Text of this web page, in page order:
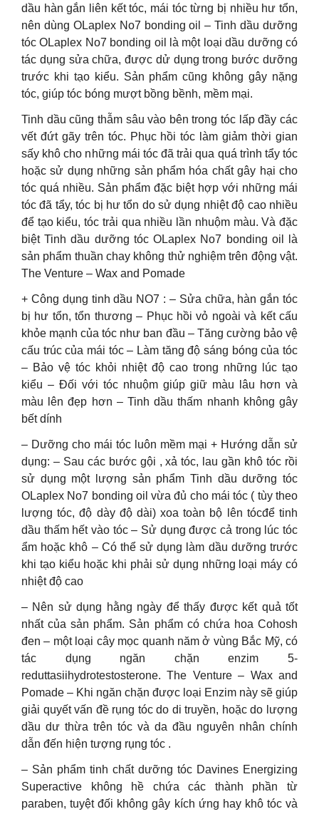
dầu hàn gắn liên kết tóc, mái tóc từng bị nhiều hư tổn,
nên dùng OLaplex No7 bonding oil – Tinh dầu dưỡng
tóc OLaplex No7 bonding oil là một loại dầu dưỡng có
tác dụng sửa chữa, được dử dụng trong bước dưỡng
trước khi tạo kiểu. Sản phẩm cũng không gây nặng
tóc, giúp tóc bóng mượt bồng bềnh, mềm mại.
Tinh dầu cũng thẫm sâu vào bên trong tóc lấp đầy các
vết đứt gãy trên tóc. Phục hồi tóc làm giảm thời gian
sấy khô cho những mái tóc đã trải qua quá trình tẩy tóc
hoặc sử dụng những sản phẩm hóa chất gây hại cho
tóc quá nhiều. Sản phẩm đặc biệt hợp với những mái
tóc đã tẩy, tóc bị hư tổn do sử dụng nhiệt độ cao nhiều
để tạo kiểu, tóc trải qua nhiều lần nhuộm màu. Và đặc
biệt Tinh dầu dưỡng tóc OLaplex No7 bonding oil là
sản phẩm thuần chay không thử nghiệm trên động vật.
The Venture – Wax and Pomade
+ Công dụng tinh dầu NO7 : – Sửa chữa, hàn gắn tóc
bị hư tổn, tổn thương – Phục hồi vỏ ngoài và kết cấu
khỏe mạnh của tóc như ban đầu – Tăng cường bảo vệ
cấu trúc của mái tóc – Làm tăng độ sáng bóng của tóc
– Bảo vệ tóc khỏi nhiệt độ cao trong những lúc tạo
kiểu – Đối với tóc nhuộm giúp giữ màu lâu hơn và
màu lên đẹp hơn – Tinh dầu thấm nhanh không gây
bết dính
– Dưỡng cho mái tóc luôn mềm mại + Hướng dẫn sử
dụng: – Sau các bước gội , xả tóc, lau gần khô tóc rồi
sử dụng một lượng sản phẩm Tinh dầu dưỡng tóc
OLaplex No7 bonding oil vừa đủ cho mái tóc ( tùy theo
lượng tóc, độ dày độ dài) xoa toàn bộ lên tócđể tinh
dầu thấm hết vào tóc – Sử dụng được cả trong lúc tóc
ẩm hoặc khô – Có thể sử dụng làm dầu dưỡng trước
khi tạo kiểu hoặc khi phải sử dụng những loại máy có
nhiệt độ cao
– Nên sử dụng hằng ngày để thấy được kết quả tốt
nhất của sản phẩm. Sản phẩm có chứa hoa Cohosh
đen – một loại cây mọc quanh năm ở vùng Bắc Mỹ, có
tác dụng ngăn chặn enzim 5-
reduttasiihydrotestosterone. The Venture – Wax and
Pomade – Khi ngăn chặn được loại Enzim này sẽ giúp
giải quyết vấn đề rụng tóc do di truyền, hoặc do lượng
dầu dư thừa trên tóc và da đầu nguyên nhân chính
dẫn đến hiện tượng rụng tóc .
– Sản phẩm tinh chất dưỡng tóc Davines Energizing
Superactive không hề chứa các thành phần từ
paraben, tuyệt đối không gây kích ứng hay khô tóc và